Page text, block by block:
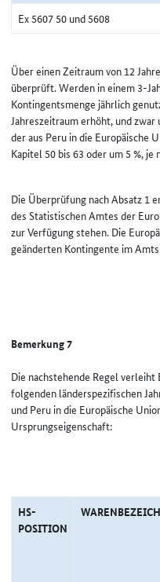
Ex 5607 50 und 5608
Über einen Zeitraum von 12
überprüft. Werden in einem 3-
Kontingentsmenge jährlich
Jahreszeitraum erhöht, und
der aus Peru in die Europäische
Kapitel 50 bis 63 oder um 5 %,
Die Überprüfung nach Absatz 1
des Statistischen Amtes der
zur Verfügung stehen. Die
geänderten Kontingente im
Bemerkung 7
Die nachstehende Regel verleiht
folgenden länderspezifischen
und Peru in die Europäische
Ursprungseigenschaft:
HS-
POSITION